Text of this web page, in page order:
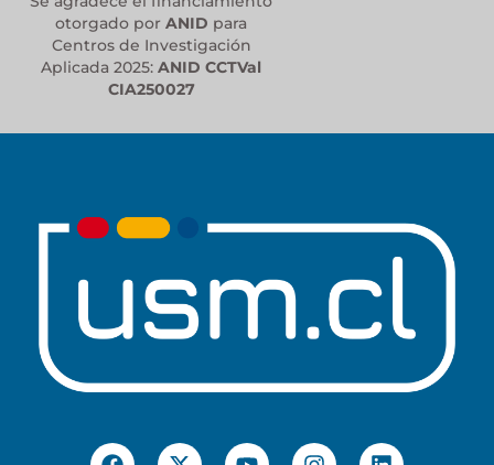
otorgado por ANID para
Centros de Investigación
Aplicada 2025: ANID CCTVal
CIA250027